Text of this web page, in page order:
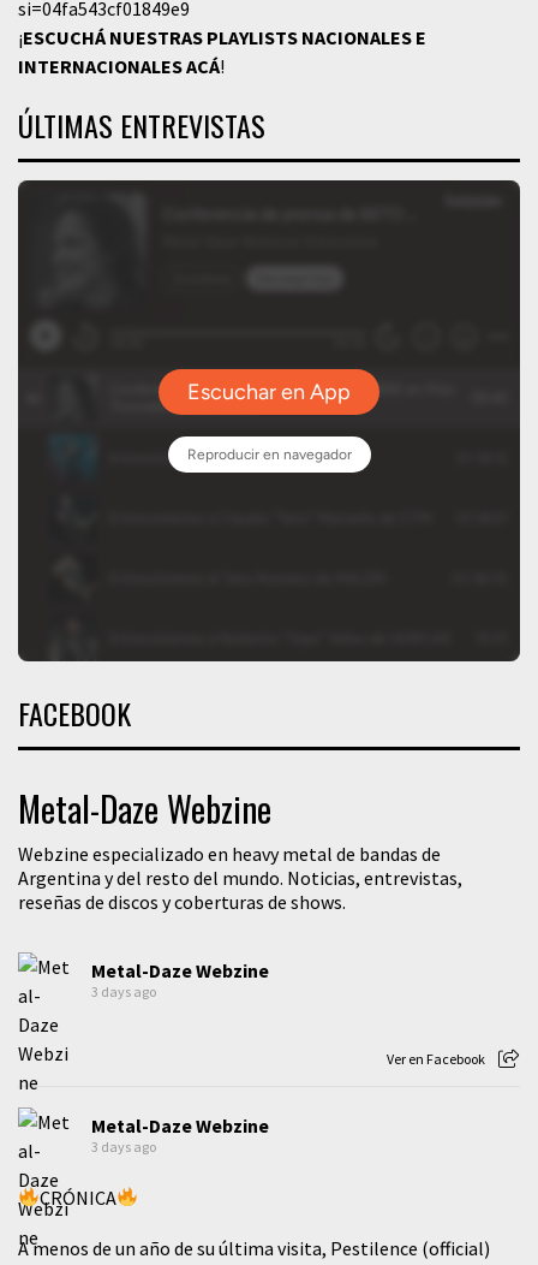
si=04fa543cf01849e9
¡ESCUCHÁ NUESTRAS PLAYLISTS NACIONALES E
INTERNACIONALESACÁ!
ÚLTIMAS ENTREVISTAS
FACEBOOK
Metal-Daze Webzine
Webzine especializado en heavy metal de bandas de
Argentina y del resto del mundo. Noticias, entrevistas,
reseñas de discos y coberturas de shows.
Metal-Daze Webzine
3 days ago
Ver en Facebook
Metal-Daze Webzine
3 days ago
CRÓNICA
A menos de un año de su última visita, Pestilence (official)